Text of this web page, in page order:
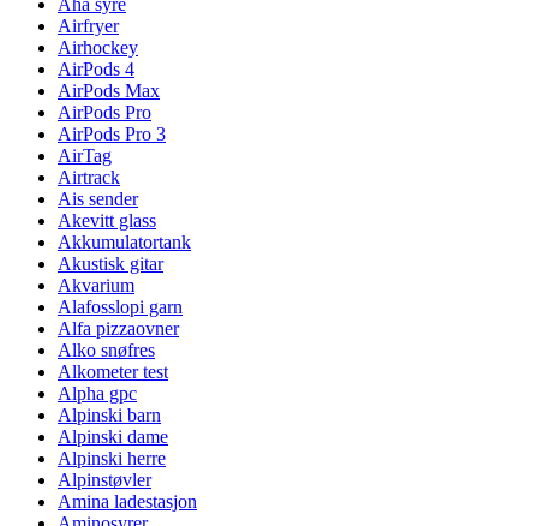
Aha syre
Airfryer
Airhockey
AirPods 4
AirPods Max
AirPods Pro
AirPods Pro 3
AirTag
Airtrack
Ais sender
Akevitt glass
Akkumulatortank
Akustisk gitar
Akvarium
Alafosslopi garn
Alfa pizzaovner
Alko snøfres
Alkometer test
Alpha gpc
Alpinski barn
Alpinski dame
Alpinski herre
Alpinstøvler
Amina ladestasjon